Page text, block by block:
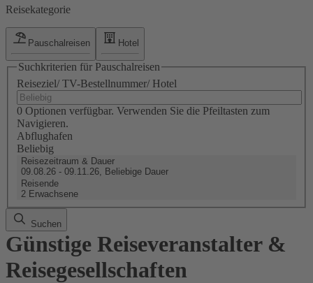
Reisekategorie
Pauschalreisen Hotel
Suchkriterien für Pauschalreisen
Reiseziel/ TV-Bestellnummer/ Hotel
0 Optionen verfügbar. Verwenden Sie die Pfeiltasten zum
Navigieren.
Abflughafen
Beliebig
Reisezeitraum & Dauer
09.08.26 - 09.11.26, Beliebige Dauer
Reisende
2 Erwachsene
Suchen
Günstige Reiseveranstalter &
Reisegesellschaften